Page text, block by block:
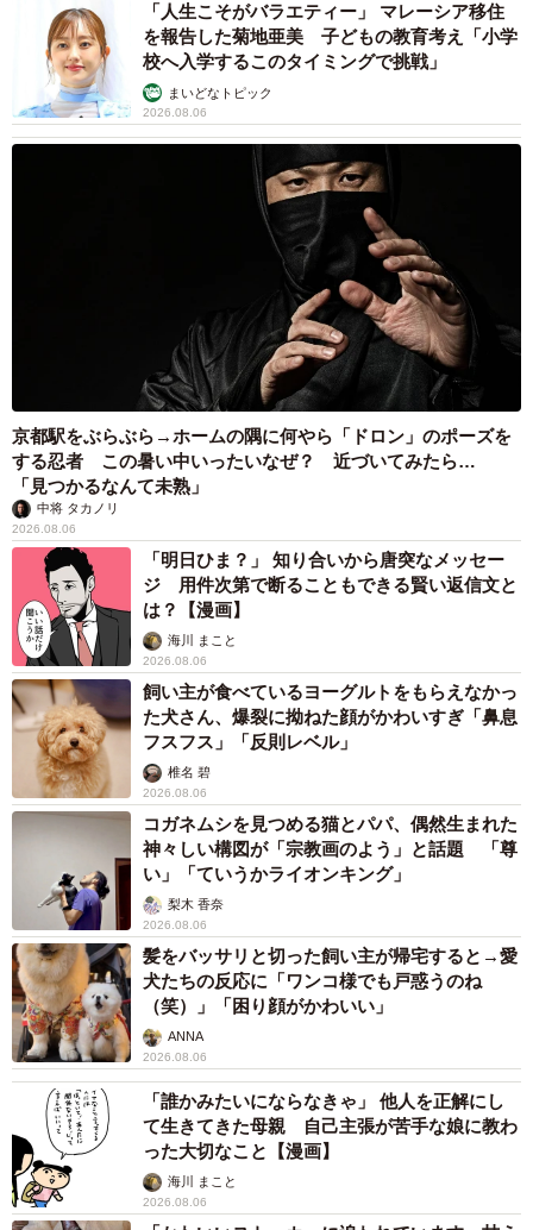
「人生こそがバラエティー」 マレーシア移住
を報告した菊地亜美 子どもの教育考え「小学
校へ入学するこのタイミングで挑戦」
まいどなトピック
2026.08.06
京都駅をぶらぶら→ホームの隅に何やら「ドロン」のポーズを
する忍者 この暑い中いったいなぜ？ 近づいてみたら…
「見つかるなんて未熟」
中将 タカノリ
2026.08.06
「明日ひま？」 知り合いから唐突なメッセー
ジ 用件次第で断ることもできる賢い返信文と
は？【漫画】
海川 まこと
2026.08.06
飼い主が食べているヨーグルトをもらえなかっ
た犬さん、爆裂に拗ねた顔がかわいすぎ「鼻息
フスフス」「反則レベル」
椎名 碧
2026.08.06
コガネムシを見つめる猫とパパ、偶然生まれた
神々しい構図が「宗教画のよう」と話題 「尊
い」「ていうかライオンキング」
梨木 香奈
2026.08.06
髪をバッサリと切った飼い主が帰宅すると→愛
犬たちの反応に「ワンコ様でも戸惑うのね
（笑）」「困り顔がかわいい」
ANNA
2026.08.06
「誰かみたいにならなきゃ」 他人を正解にし
て生きてきた母親 自己主張が苦手な娘に教わ
った大切なこと【漫画】
海川 まこと
2026.08.06